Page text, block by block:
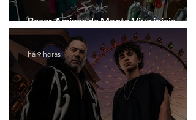
Bazar Amigos da Mente Viva inicia
arrecadação em Gramado e Canela
há 9 horas